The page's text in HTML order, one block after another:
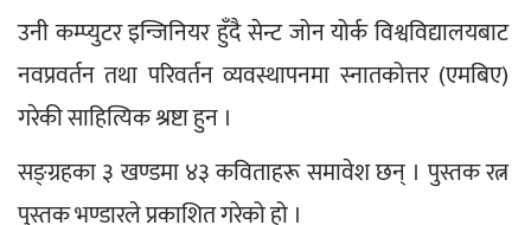
उनी कम्प्युटर इन्जिनियर हुँदै सेन्ट जोन योर्क विश्वविद्यालयबाट
नवप्रवर्तन तथा परिवर्तन व्यवस्थापनमा स्नातकोत्तर (एमबिए)
गरेकी साहित्यिक श्रष्टा हुन ।
सङ्ग्रहका ३ खण्डमा ४३ कविताहरू समावेश छन् । पुस्तक रत्न
पुस्तक भण्डारले प्रकाशित गरेको हो ।